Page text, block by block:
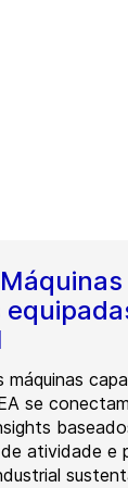
máquinas
se
atividade e